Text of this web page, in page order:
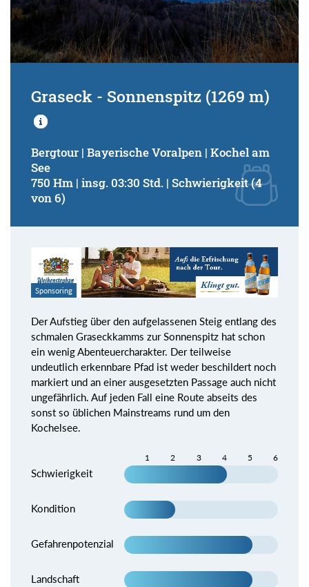
Graseck - Sonnenspitz (1269 m)
Bergtour | Bayerische Voralpen | Kochel am
See
750 Hm | insg. 03:30 Std. | Schwierigkeit (4
von 6)
Sponsoring
Der Aufstieg über den aufgelassenen Steig entlang des
schmalen Graseckkamms zur Sonnenspitz hat schon
ein wenig Abenteuercharakter. Der teilweise
undeutlich erkennbare Pfad ist weder beschildert noch
markiert und an einer ausgesetzten Passage auch nicht
ungefährlich. Auf jeden Fall eine Route abseits des
sonst so üblichen Mainstreams rund um den
Kochelsee.
1 2 3 4 5 6
Schwierigkeit
Kondition
Gefahrenpotenzial
Landschaft